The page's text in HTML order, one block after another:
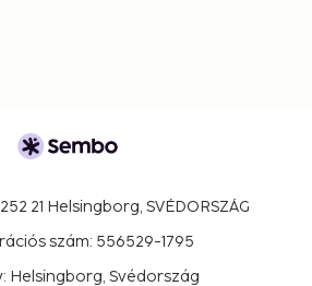
21 Helsingborg, SVÉDORSZÁG
szám: 556529-1795
Helsingborg, Svédország